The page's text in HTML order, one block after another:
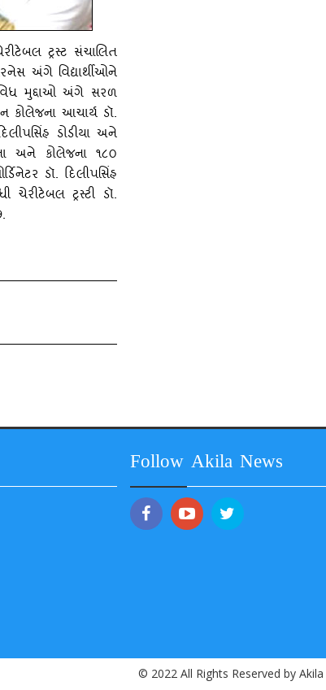
ટ્રસ્‍ટ સંચાલિત
અંગે વિદ્યાર્થીઓને
મુદ્દાઓ અંગે સરળ
આચાર્ય ડૉ.
ડોડીયા અને
અને કોલેજના ૧૮૦
ડૉ. દિલીપસિંહ
ચેરીટેબલ ટ્રસ્‍ટી ડૉ.
Follow Akila News
© 2022 All Rights Reserved by